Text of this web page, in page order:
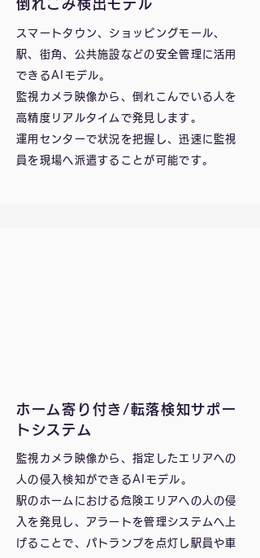
倒れこみ検出モデル
スマートタウン、ショッピングモール、
駅、街角、公共施設などの安全管理に活用
できるAIモデル。
監視カメラ映像から、倒れこんでいる人を
高精度リアルタイムで発見します。
運用センターで状況を把握し、迅速に監視
員を現場へ派遣することが可能です。
ホーム寄り付き/転落検知サポー
トシステム
監視カメラ映像から、指定したエリアへの
人の侵入検知ができるAIモデル。
駅のホームにおける危険エリアへの人の侵
入を発見し、アラートを管理システムへ上
げることで、パトランプを点灯し駅員や車